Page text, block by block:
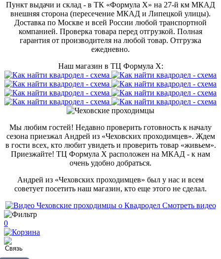
Пункт выдачи и склад - в ТК «Формула X» на 27-й км МКАД
внешняя сторона (пересечение МКАД и Липецкой улицы).
Доставка по Москве и всей России любой транспортной
компанией. Проверка товара перед отгрузкой. Полная
гарантия от производителя на любой товар. Отгрузка
ежедневно.
Наш магазин в ТЦ Формула Х:
Мы любим гостей! Недавно проверить готовность к началу
сезона приезжал Андрей из «Чеховских проходимцев». Ждем
в гости всех, кто любит увидеть и проверить товар «живьем».
Приезжайте! ТЦ Формула Х расположен на МКАД - к нам
очень удобно добраться.
Андрей из «Чеховских проходимцев» был у нас и всем
советует посетить наш магазин, кто еще этого не сделал.
Смотреть видео
0